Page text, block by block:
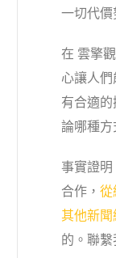
一切代價
在 雲擎
心讓人
有合適
論哪種方
事實證
合作， 從
其他新
的。 聯繫